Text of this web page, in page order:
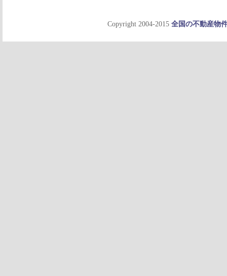
Copyright 2004-2015 全国の不動産物